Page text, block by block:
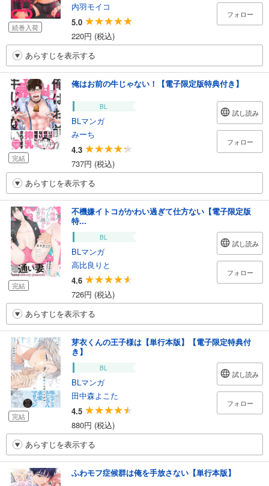
続巻入荷
内羽モイコ
5.0
220円 (税込)
フォロー
あらすじを表示する
完結
俺はお前の牛じゃない！【電子限定版特典付き】
BL
BLマンガ
みーち
4.3
737円 (税込)
試し読み
フォロー
あらすじを表示する
完結
不機嫌イトコがかわい過ぎて仕方ない【電子限定版
特...
BL
BLマンガ
高比良りと
4.6
726円 (税込)
試し読み
フォロー
あらすじを表示する
完結
芽衣くんの王子様は【単行本版】【電子限定特典付
き】
BL
BLマンガ
田中森よこた
4.5
880円 (税込)
試し読み
フォロー
あらすじを表示する
ふわモフ症候群は俺を手放さない【単行本版】